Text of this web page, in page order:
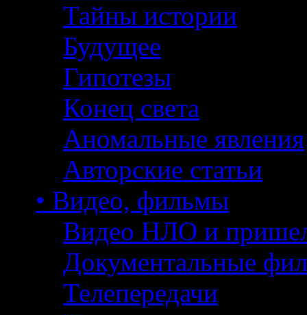
Тайны истории
Будущее
Гипотезы
Конец света
Аномальные явления
Авторские статьи
• Видео, фильмы
Видео НЛО и
Документальные
Телепередачи